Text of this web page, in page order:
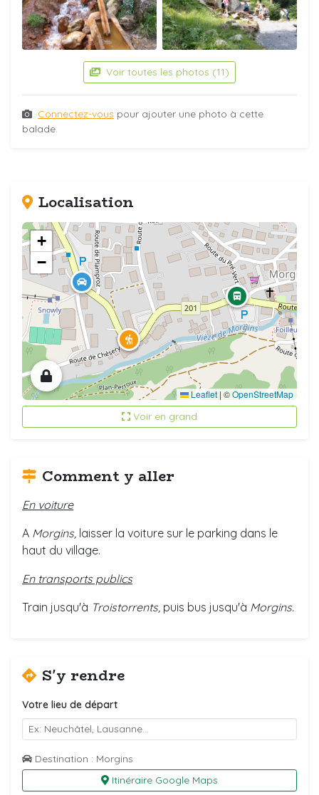
Voir toutes les photos (11)
Connectez-vous pour ajouter une photo à cette
balade.
Localisation
+
−
Leaflet | ©OpenStreetMap
Voir en grand
Comment y aller
En voiture
A Morgins, laisser la voiture sur le parking dans le
haut du village.
En transports publics
Train jusqu'à Troistorrents, puis bus jusqu'à Morgins.
S'y rendre
Votre lieu de départ
Destination : Morgins
Itinéraire Google Maps